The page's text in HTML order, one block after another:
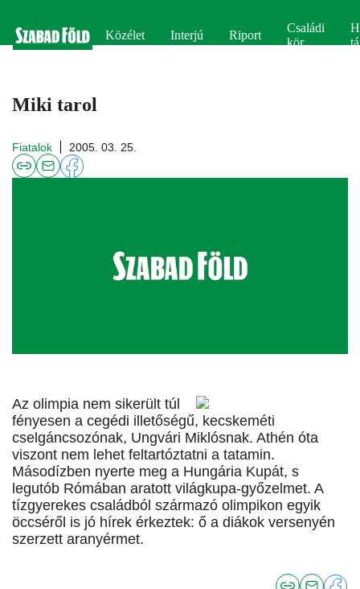
Közélet Interjú Riport
Családi
kör
Miki tarol
Fiatalok 2005. 03. 25.
Az olimpia nem sikerült túl
fényesen a cegédi illetőségű, kecskeméti
cselgáncsozónak, Ungvári Miklósnak. Athén óta
viszont nem lehet feltartóztatni a tatamin.
Másodízben nyerte meg a Hungária Kupát, s
legutób Rómában aratott világkupa-győzelmet. A
tízgyerekes családból származó olimpikon egyik
öccséről is jó hírek érkeztek: ő a diákok versenyén
szerzett aranyérmet.